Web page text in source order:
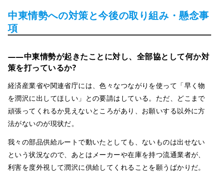
中東情勢への対策と今後の取り組み・懸念事
項
――中東情勢が起きたことに対し、全部協として何か対
策を打っているか?
経済産業省や関連省庁には、色々なつながりを使って「早く物
を潤沢に出してほしい」との要請はしている。ただ、どこまで
頑張ってくれるか見えないところがあり、お願いする以外に方
法がないのが現状だ。
我々の部品供給ルートで動いたとしても、ないものは出せない
という状況なので、あとはメーカーや在庫を持つ流通業者が、
利害を度外視して潤沢に供給してくれることを願うばかりだ。